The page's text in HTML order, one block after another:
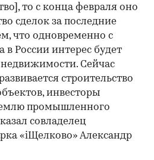
то с конца февраля оно
сделок за последние
что одновременно с
в России интерес будет
недвижимости. Сейчас
строительство
инвесторы
промышленного
совладелец
«iЩелково» Александр